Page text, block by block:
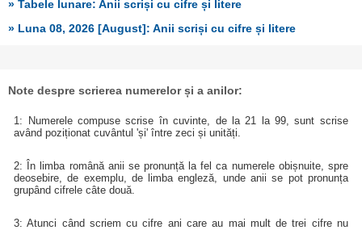
» Tabele lunare: Anii scriși cu cifre și litere
» Luna 08, 2026 [August]: Anii scriși cu cifre și litere
Note despre scrierea numerelor și a anilor:
1: Numerele compuse scrise în cuvinte, de la 21 la 99, sunt scrise
având poziționat cuvântul 'și' între zeci și unități.
2: În limba română anii se pronunță la fel ca numerele obișnuite, spre
deosebire, de exemplu, de limba engleză, unde anii se pot pronunța
grupând cifrele câte două.
3: Atunci când scriem cu cifre ani care au mai mult de trei cifre nu